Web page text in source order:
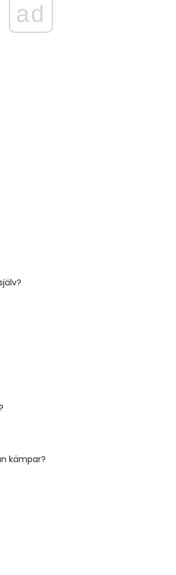
ad
kämpar?